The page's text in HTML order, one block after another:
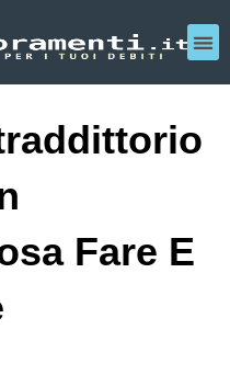
Fare E